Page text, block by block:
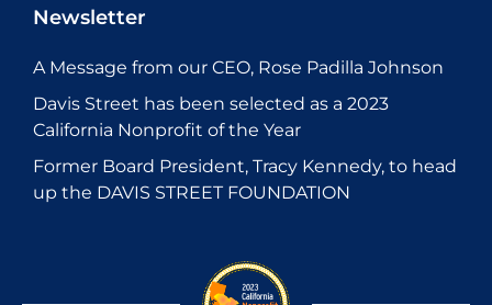
Newsletter
A Message from our CEO, Rose Padilla Johnson
Davis Street has been selected as a 2023
California Nonprofit of the Year
Former Board President, Tracy Kennedy, to head
up the DAVIS STREET FOUNDATION